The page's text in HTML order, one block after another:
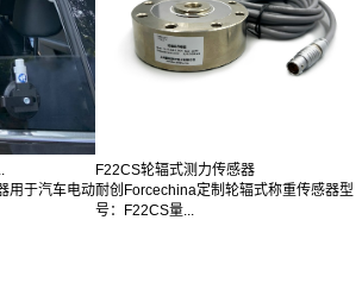
用于汽车电动
F22CS轮辐式测力传感器
耐创Forcechina定制轮辐式称重传感器型
号：F22CS量...